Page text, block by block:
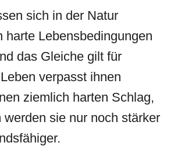
sich in der Natur
harte Lebensbedingungen
das Gleiche gilt für
verpasst ihnen
ziemlich harten Schlag,
werden sie nur noch stärker